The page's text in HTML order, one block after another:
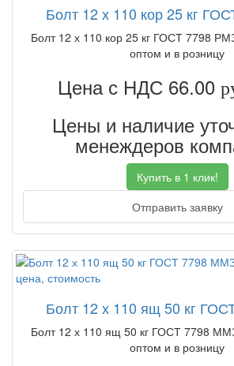
Болт 12 х 110 кор 25 кг
Болт 12 х 110 кор 25 кг ГОСТ 7798 РМЗ
оптом и в розницу
Цена с НДС 66.00
Цены и наличие
менеждеров
Купить в 1 клик!
Отправить заявку
Болт 12 х 110 ящ 50 кг
Болт 12 х 110 ящ 50 кг ГОСТ 7798 ММЗ
оптом и в розницу